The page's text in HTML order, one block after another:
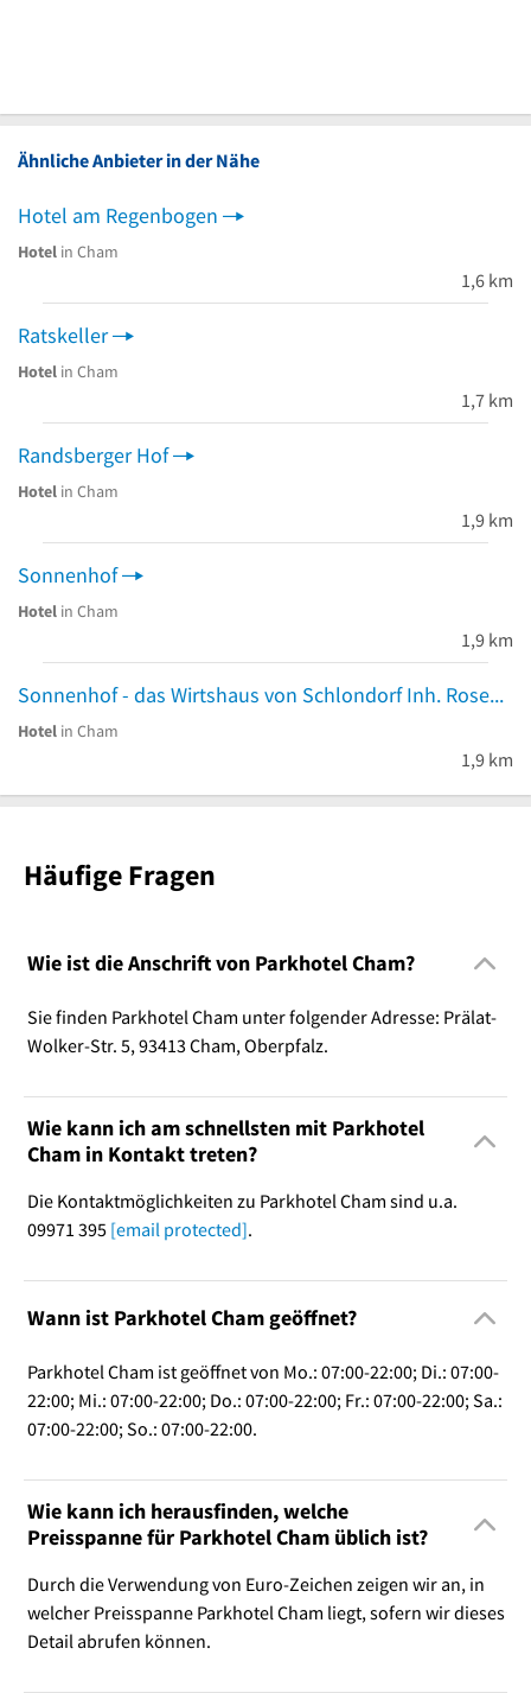
Ähnliche Anbieter in der Nähe
Hotel am Regenbogen
Hotel in Cham
1,6 km
Ratskeller
Hotel in Cham
1,7 km
Randsberger Hof
Hotel in Cham
1,9 km
Sonnenhof
Hotel in Cham
1,9 km
Sonnenhof - das Wirtshaus von Schlondorf Inh. Rosemarie Weinmann
Hotel in Cham
1,9 km
Häufige Fragen
Wie ist die Anschrift von Parkhotel Cham?
Sie finden Parkhotel Cham unter folgender Adresse: Prälat-
Wolker-Str. 5, 93413 Cham, Oberpfalz.
Wie kann ich am schnellsten mit Parkhotel
Cham in Kontakt treten?
Die Kontaktmöglichkeiten zu Parkhotel Cham sind u.a.
09971 395 [email protected].
Wann ist Parkhotel Cham geöffnet?
Parkhotel Cham ist geöffnet von Mo.: 07:00-22:00; Di.: 07:00-
22:00; Mi.: 07:00-22:00; Do.: 07:00-22:00; Fr.: 07:00-22:00; Sa.:
07:00-22:00; So.: 07:00-22:00.
Wie kann ich herausfinden, welche
Preisspanne für Parkhotel Cham üblich ist?
Durch die Verwendung von Euro-Zeichen zeigen wir an, in
welcher Preisspanne Parkhotel Cham liegt, sofern wir dieses
Detail abrufen können.